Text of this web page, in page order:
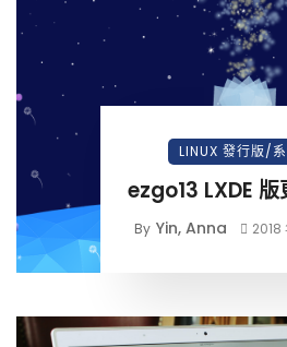
LINUX 發行版/
ezgo13 LXDE 版
By Yin, Anna 2018